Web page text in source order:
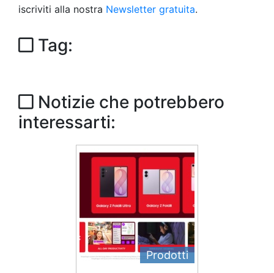
iscriviti alla nostra Newsletter gratuita.
Tag:
Notizie che potrebbero
interessarti:
Prodotti